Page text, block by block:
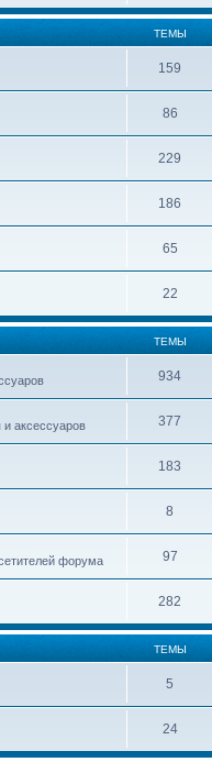
ТЕМЫ
159
86
229
186
65
22
ТЕМЫ
934
аксессуаров 377
183
8
форума 97
282
ТЕМЫ
5
24